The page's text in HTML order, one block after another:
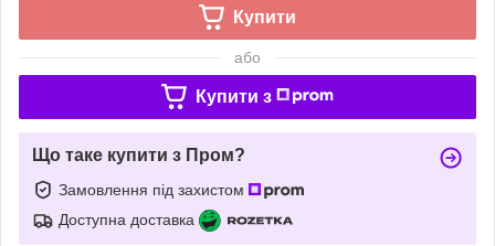
Купити
або
Купити з
Що таке купити з Пром?
Замовлення під захистом
Доступна доставка